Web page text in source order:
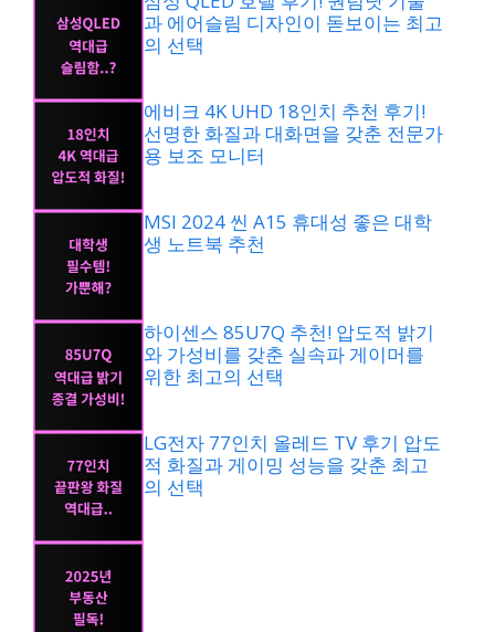
과 에어슬림 디자인이 돋보이는 최고
의 선택
에비크 4K UHD 18인치 추천 후기!
선명한 화질과 대화면을 갖춘 전문가
용 보조 모니터
MSI 2024 씬 A15 휴대성 좋은 대학
생 노트북 추천
하이센스 85U7Q 추천! 압도적 밝기
와 가성비를 갖춘 실속파 게이머를
위한 최고의 선택
LG전자 77인치 올레드 TV 후기 압도
적 화질과 게이밍 성능을 갖춘 최고
의 선택